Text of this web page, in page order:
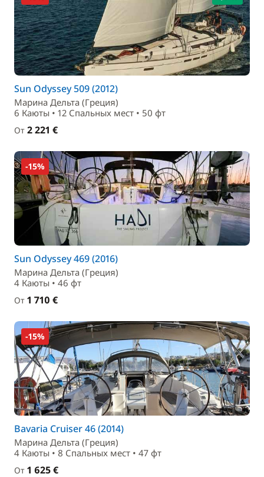
Sun Odyssey 509 (2012)
Марина Дельта (Греция)
6 Каюты • 12 Спальныx мест • 50 фт
От 2 221 €
-15%
Sun Odyssey 469 (2016)
Марина Дельта (Греция)
4 Каюты • 46 фт
От 1 710 €
-15%
Bavaria Cruiser 46 (2014)
Марина Дельта (Греция)
4 Каюты • 8 Спальныx мест • 47 фт
От 1 625 €